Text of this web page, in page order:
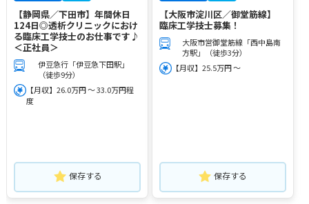
【静岡県／下田市】年間休日
124日◎透析クリニックにおけ
る臨床工学技士のお仕事です♪
＜正社員＞
伊豆急行「伊豆急下田駅」
（徒歩9分）
【月収】26.0万円 ～ 33.0万円程
度
保存する
【大阪市淀川区／御堂筋線】
臨床工学技士募集！
大阪市営御堂筋線「西中島南
方駅」（徒歩3分）
【月収】25.5万円 ～
保存する